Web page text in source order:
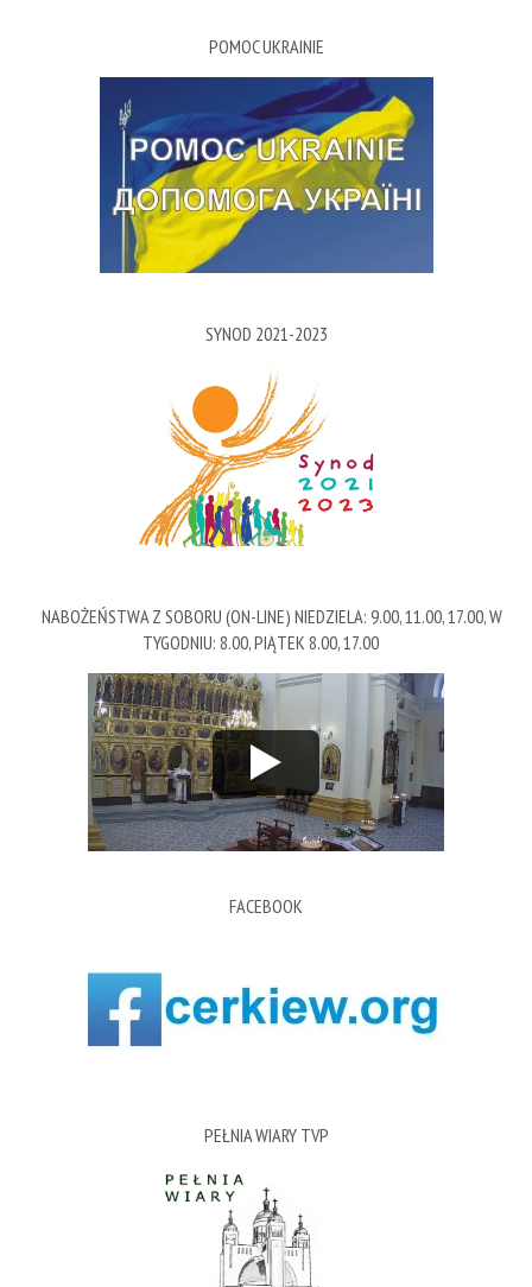
POMOC UKRAINIE
SYNOD 2021-2023
NABOŻEŃSTWA Z SOBORU (ON-LINE) NIEDZIELA: 9.00, 11.00, 17.00, W
TYGODNIU: 8.00, PIĄTEK 8.00, 17.00
FACEBOOK
PEŁNIA WIARY TVP